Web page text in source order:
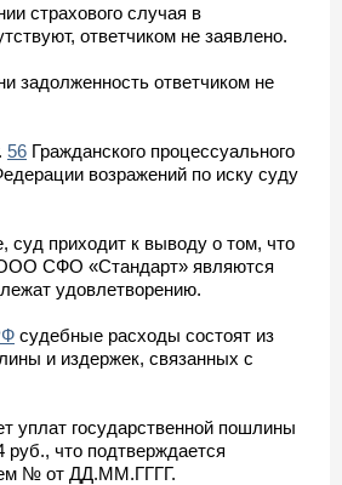
страхового случая в
ответчиком не заявлено.
задолженность ответчиком не
56 Гражданского процессуального
возражений по иску суду
суд приходит к выводу о том, что
СФО «Стандарт» являются
удовлетворению.
судебные расходы состоят из
и издержек, связанных с
уплат государственной пошлины
руб., что подтверждается
№ от ДД.ММ.ГГГГ.